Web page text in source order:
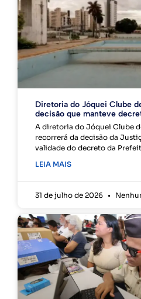
Diretoria do Jóquei Clube
decisão que manteve
A diretoria do Jóquei Clube
recorrerá da decisão da
validade do decreto da
LEIA MAIS
31 de julho de 2026